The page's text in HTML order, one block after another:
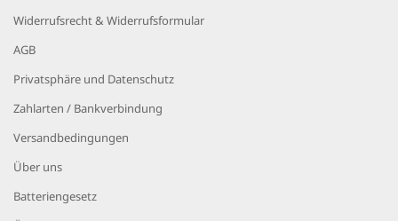
Widerrufsrecht & Widerrufsformular
AGB
Privatsphäre und Datenschutz
Zahlarten / Bankverbindung
Versandbedingungen
Über uns
Batteriengesetz